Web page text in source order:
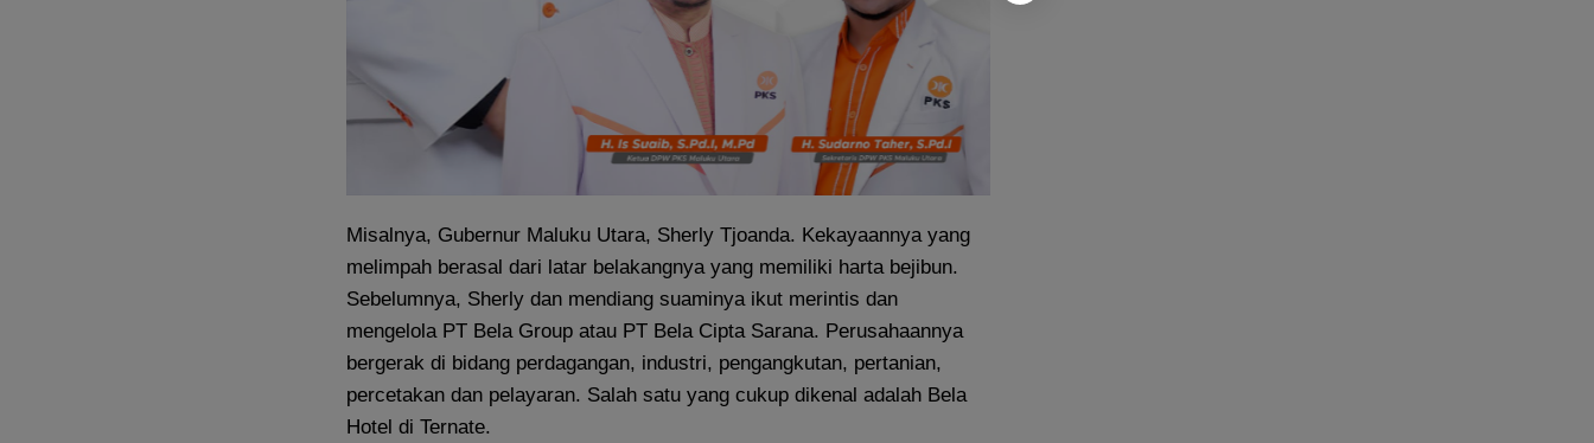
Misalnya, Gubernur Maluku Utara, Sherly Tjoanda. Kekayaannya yang
melimpah berasal dari latar belakangnya yang memiliki harta bejibun.
Sebelumnya, Sherly dan mendiang suaminya ikut merintis dan
mengelola PT Bela Group atau PT Bela Cipta Sarana. Perusahaannya
bergerak di bidang perdagangan, industri, pengangkutan, pertanian,
percetakan dan pelayaran. Salah satu yang cukup dikenal adalah Bela
Hotel di Ternate.